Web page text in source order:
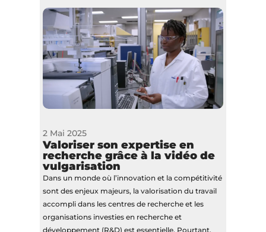
2 Mai 2025
Valoriser son expertise en
recherche grâce à la vidéo de
vulgarisation
Dans un monde où l’innovation et la compétitivité
sont des enjeux majeurs, la valorisation du travail
accompli dans les centres de recherche et les
organisations investies en recherche et
développement (R&D) est essentielle. Pourtant,